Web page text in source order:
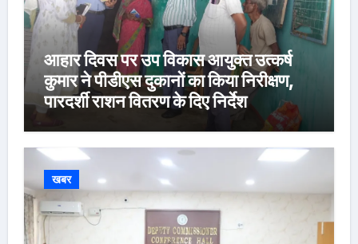
आहार दिवस पर उप विकास आयुक्त उत्कर्ष
कुमार ने पीडीएस दुकानों का किया निरीक्षण,
पारदर्शी राशन वितरण के दिए निर्देश
खबर